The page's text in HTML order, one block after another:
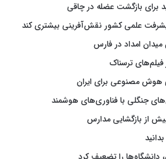
برای بازگشت عضله در چاقی
علمی کشور نقش‌آفرینی بیشتری کند
امداد در فارس
ترسناک
جنگلی با فناوری‌های هوشمند